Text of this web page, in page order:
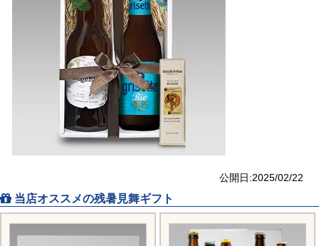
公開日:2025/02/22
当店オススメの残暑見舞ギフト